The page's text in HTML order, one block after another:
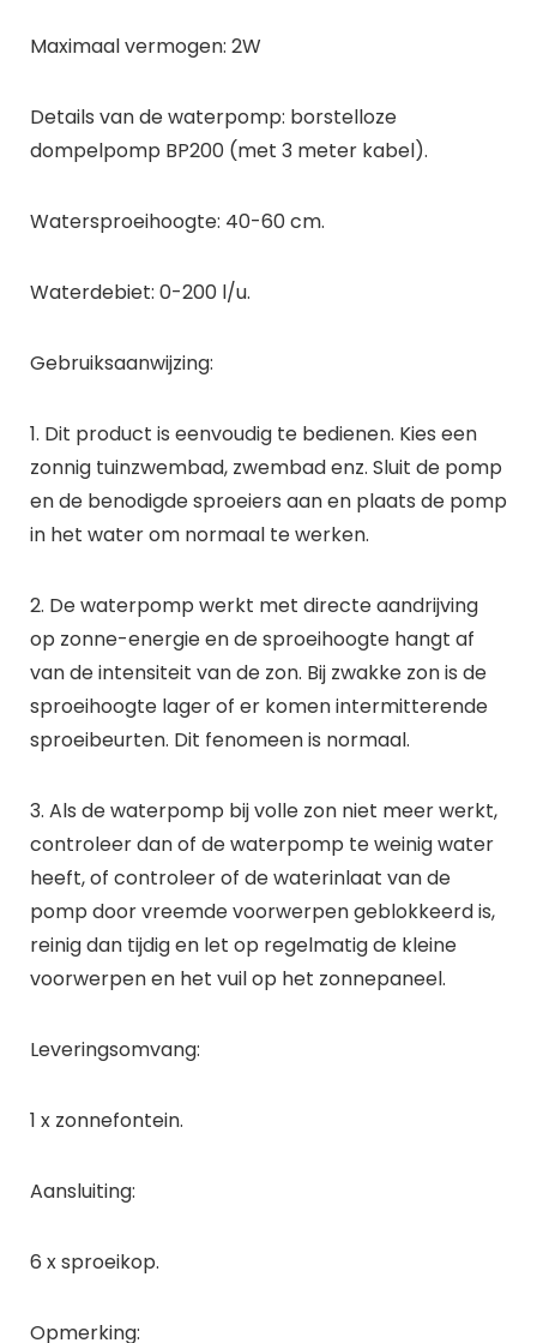
Maximaal vermogen: 2W
Details van de waterpomp: borstelloze
dompelpomp BP200 (met 3 meter kabel).
Watersproeihoogte: 40-60 cm.
Waterdebiet: 0-200 l/u.
Gebruiksaanwijzing:
1. Dit product is eenvoudig te bedienen. Kies een
zonnig tuinzwembad, zwembad enz. Sluit de pomp
en de benodigde sproeiers aan en plaats de pomp
in het water om normaal te werken.
2. De waterpomp werkt met directe aandrijving
op zonne-energie en de sproeihoogte hangt af
van de intensiteit van de zon. Bij zwakke zon is de
sproeihoogte lager of er komen intermitterende
sproeibeurten. Dit fenomeen is normaal.
3. Als de waterpomp bij volle zon niet meer werkt,
controleer dan of de waterpomp te weinig water
heeft, of controleer of de waterinlaat van de
pomp door vreemde voorwerpen geblokkeerd is,
reinig dan tijdig en let op regelmatig de kleine
voorwerpen en het vuil op het zonnepaneel.
Leveringsomvang:
1 x zonnefontein.
Aansluiting:
6 x sproeikop.
Opmerking: